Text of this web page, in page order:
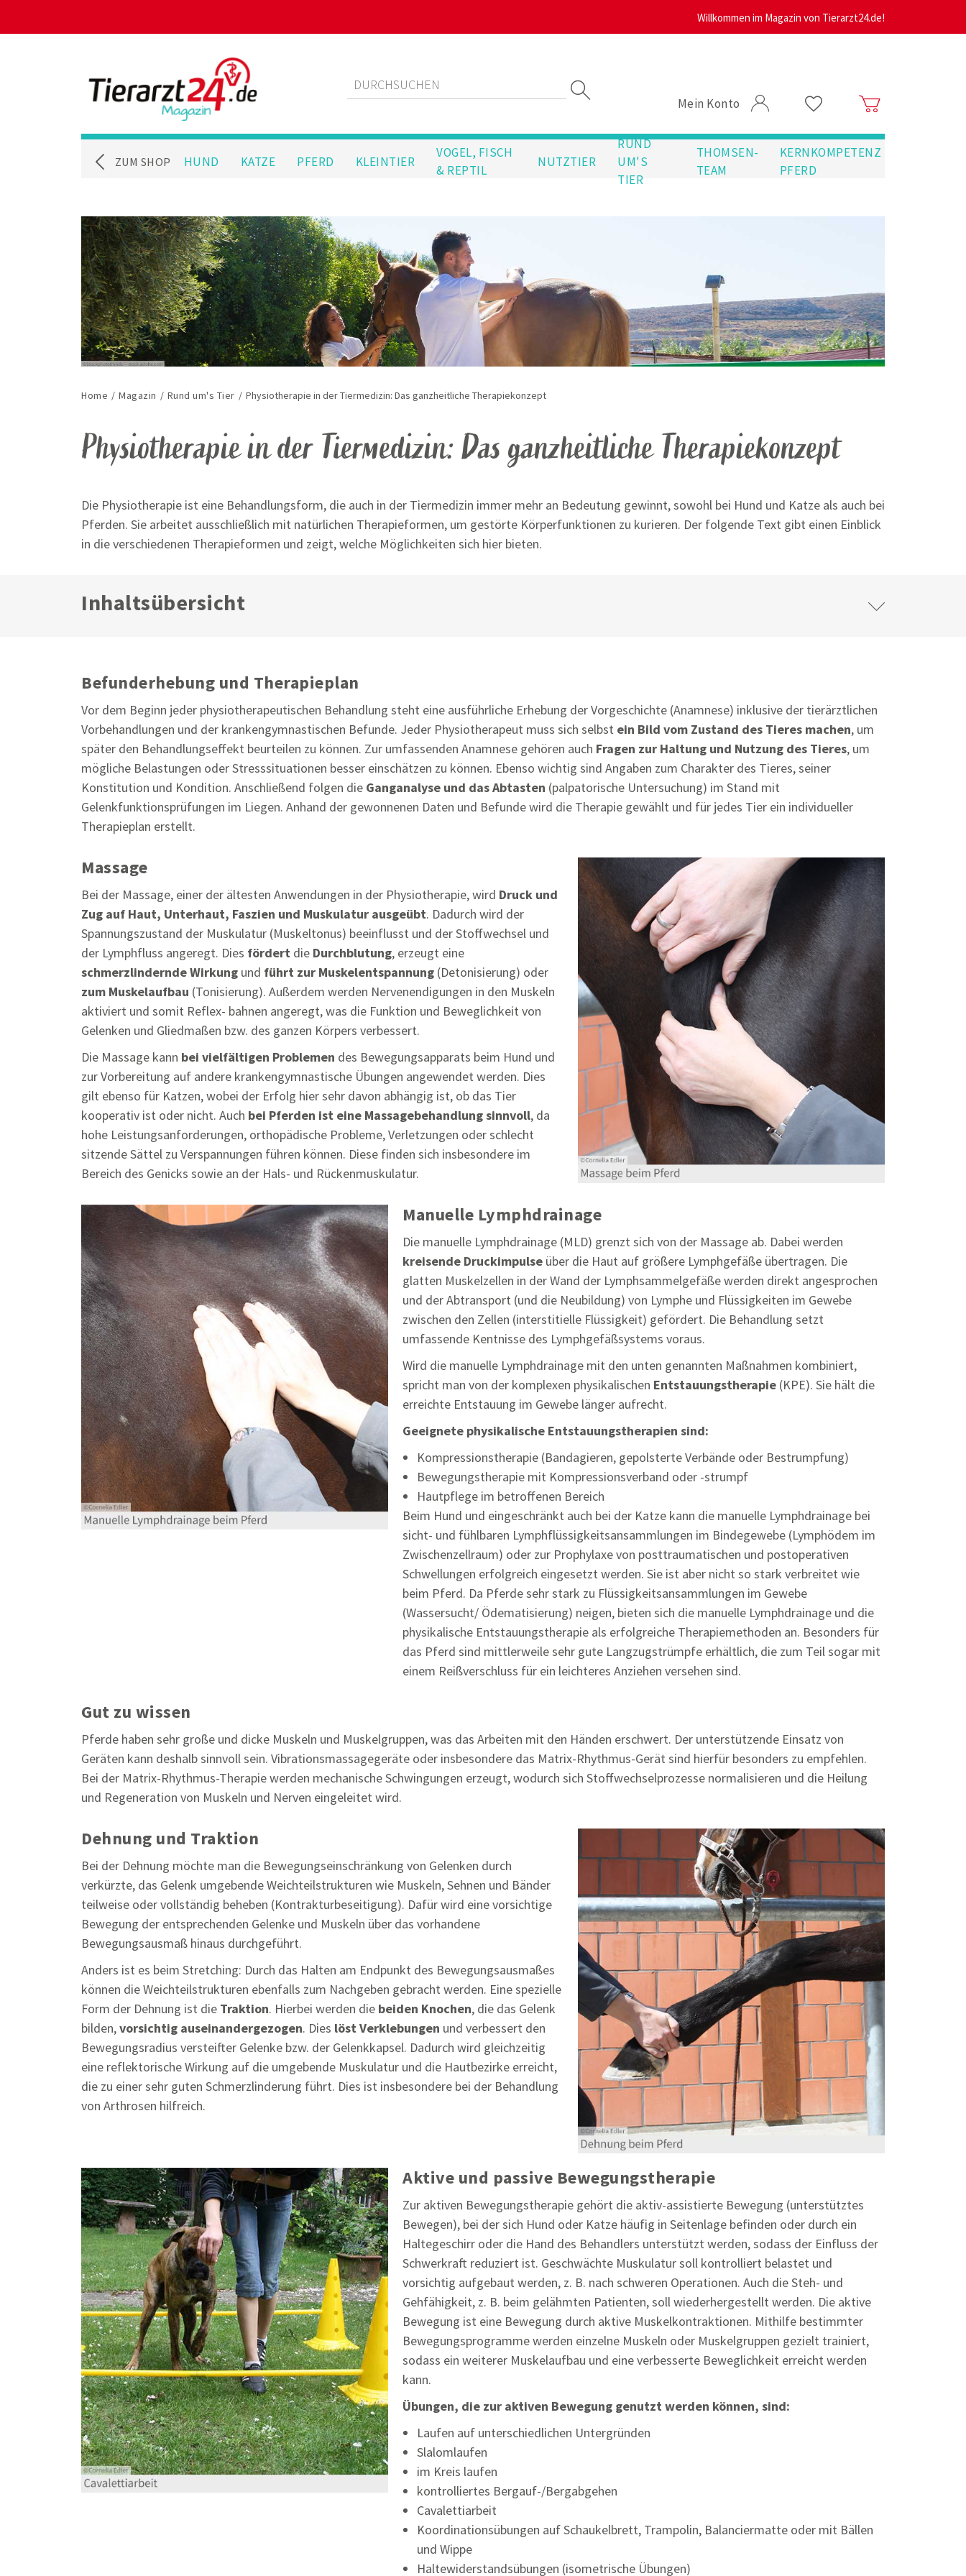
Willkommen im Magazin von Tierarzt24.de!
Mein Konto
ZUM SHOP HUND KATZE PFERD KLEINTIER
VOGEL, FISCH
& REPTIL
NUTZTIER
RUND
UM'S
TIER
THOMSEN-
TEAM
KERNKOMPETENZ
PFERD
Home / Magazin / Rund um's Tier / Physiotherapie in der Tiermedizin: Das ganzheitliche Therapiekonzept
Physiotherapie in der Tiermedizin:Das ganzheitliche Therapiekonzept
Die Physiotherapie ist eine Behandlungsform, die auch in der Tiermedizin immer mehr an Bedeutung gewinnt, sowohl bei Hund und Katze als auch bei
Pferden. Sie arbeitet ausschließlich mit natürlichen Therapieformen, um gestörte Körperfunktionen zu kurieren. Der folgende Text gibt einen Einblick
in die verschiedenen Therapieformen und zeigt, welche Möglichkeiten sich hier bieten.
Inhaltsübersicht
Befunderhebung und Therapieplan
Vor dem Beginn jeder physiotherapeutischen Behandlung steht eine ausführliche Erhebung der Vorgeschichte (Anamnese) inklusive der tierärztlichen
Vorbehandlungen und der krankengymnastischen Befunde. Jeder Physiotherapeut muss sich selbst ein Bild vom Zustand des Tieres machen, um
später den Behandlungseffekt beurteilen zu können. Zur umfassenden Anamnese gehören auch Fragen zur Haltung und Nutzung des Tieres, um
mögliche Belastungen oder Stresssituationen besser einschätzen zu können. Ebenso wichtig sind Angaben zum Charakter des Tieres, seiner
Konstitution und Kondition. Anschließend folgen die Ganganalyse und das Abtasten (palpatorische Untersuchung) im Stand mit
Gelenkfunktionsprüfungen im Liegen. Anhand der gewonnenen Daten und Befunde wird die Therapie gewählt und für jedes Tier ein individueller
Therapieplan erstellt.
Massage
Bei der Massage, einer der ältesten Anwendungen in der Physiotherapie, wird Druck und
Zug auf Haut, Unterhaut, Faszien und Muskulatur ausgeübt. Dadurch wird der
Spannungszustand der Muskulatur (Muskeltonus) beeinflusst und der Stoffwechsel und
der Lymphfluss angeregt. Dies fördert die Durchblutung, erzeugt eine
schmerzlindernde Wirkung und führt zur Muskelentspannung (Detonisierung) oder
zum Muskelaufbau (Tonisierung). Außerdem werden Nervenendigungen in den Muskeln
aktiviert und somit Reflex- bahnen angeregt, was die Funktion und Beweglichkeit von
Gelenken und Gliedmaßen bzw. des ganzen Körpers verbessert.
Die Massage kann bei vielfältigen Problemen des Bewegungsapparats beim Hund und
zur Vorbereitung auf andere krankengymnastische Übungen angewendet werden. Dies
gilt ebenso für Katzen, wobei der Erfolg hier sehr davon abhängig ist, ob das Tier
kooperativ ist oder nicht. Auch bei Pferden ist eine Massagebehandlung sinnvoll, da
hohe Leistungsanforderungen, orthopädische Probleme, Verletzungen oder schlecht
sitzende Sättel zu Verspannungen führen können. Diese finden sich insbesondere im
Bereich des Genicks sowie an der Hals- und Rückenmuskulatur.
Manuelle Lymphdrainage
Die manuelle Lymphdrainage (MLD) grenzt sich von der Massage ab. Dabei werden
kreisende Druckimpulse über die Haut auf größere Lymphgefäße übertragen. Die
glatten Muskelzellen in der Wand der Lymphsammelgefäße werden direkt angesprochen
und der Abtransport (und die Neubildung) von Lymphe und Flüssigkeiten im Gewebe
zwischen den Zellen (interstitielle Flüssigkeit) gefördert. Die Behandlung setzt
umfassende Kentnisse des Lymphgefäßsystems voraus.
Wird die manuelle Lymphdrainage mit den unten genannten Maßnahmen kombiniert,
spricht man von der komplexen physikalischen Entstauungstherapie (KPE). Sie hält die
erreichte Entstauung im Gewebe länger aufrecht.
Geeignete physikalische Entstauungstherapien sind:
Kompressionstherapie (Bandagieren, gepolsterte Verbände oder Bestrumpfung)
Bewegungstherapie mit Kompressionsverband oder -strumpf
Hautpflege im betroffenen Bereich
Beim Hund und eingeschränkt auch bei der Katze kann die manuelle Lymphdrainage bei
sicht- und fühlbaren Lymphflüssigkeitsansammlungen im Bindegewebe (Lymphödem im
Zwischenzellraum) oder zur Prophylaxe von posttraumatischen und postoperativen
Schwellungen erfolgreich eingesetzt werden. Sie ist aber nicht so stark verbreitet wie
beim Pferd. Da Pferde sehr stark zu Flüssigkeitsansammlungen im Gewebe
(Wassersucht/ Ödematisierung) neigen, bieten sich die manuelle Lymphdrainage und die
physikalische Entstauungstherapie als erfolgreiche Therapiemethoden an. Besonders für
das Pferd sind mittlerweile sehr gute Langzugstrümpfe erhältlich, die zum Teil sogar mit
einem Reißverschluss für ein leichteres Anziehen versehen sind.
Gut zu wissen
Pferde haben sehr große und dicke Muskeln und Muskelgruppen, was das Arbeiten mit den Händen erschwert. Der unterstützende Einsatz von
Geräten kann deshalb sinnvoll sein. Vibrationsmassagegeräte oder insbesondere das Matrix-Rhythmus-Gerät sind hierfür besonders zu empfehlen.
Bei der Matrix-Rhythmus-Therapie werden mechanische Schwingungen erzeugt, wodurch sich Stoffwechselprozesse normalisieren und die Heilung
und Regeneration von Muskeln und Nerven eingeleitet wird.
Dehnung und Traktion
Bei der Dehnung möchte man die Bewegungseinschränkung von Gelenken durch
verkürzte, das Gelenk umgebende Weichteilstrukturen wie Muskeln, Sehnen und Bänder
teilweise oder vollständig beheben (Kontrakturbeseitigung). Dafür wird eine vorsichtige
Bewegung der entsprechenden Gelenke und Muskeln über das vorhandene
Bewegungsausmaß hinaus durchgeführt.
Anders ist es beim Stretching: Durch das Halten am Endpunkt des Bewegungsausmaßes
können die Weichteilstrukturen ebenfalls zum Nachgeben gebracht werden. Eine spezielle
Form der Dehnung ist die Traktion. Hierbei werden die beiden Knochen, die das Gelenk
bilden,vorsichtig auseinandergezogen. Dies löst Verklebungen und verbessert den
Bewegungsradius versteifter Gelenke bzw. der Gelenkkapsel. Dadurch wird gleichzeitig
eine reflektorische Wirkung auf die umgebende Muskulatur und die Hautbezirke erreicht,
die zu einer sehr guten Schmerzlinderung führt. Dies ist insbesondere bei der Behandlung
von Arthrosen hilfreich.
Aktive und passive Bewegungstherapie
Zur aktiven Bewegungstherapie gehört die aktiv-assistierte Bewegung (unterstütztes
Bewegen), bei der sich Hund oder Katze häufig in Seitenlage befinden oder durch ein
Haltegeschirr oder die Hand des Behandlers unterstützt werden, sodass der Einfluss der
Schwerkraft reduziert ist. Geschwächte Muskulatur soll kontrolliert belastet und
vorsichtig aufgebaut werden, z. B. nach schweren Operationen. Auch die Steh- und
Gehfähigkeit, z. B. beim gelähmten Patienten, soll wiederhergestellt werden. Die aktive
Bewegung ist eine Bewegung durch aktive Muskelkontraktionen. Mithilfe bestimmter
Bewegungsprogramme werden einzelne Muskeln oder Muskelgruppen gezielt trainiert,
sodass ein weiterer Muskelaufbau und eine verbesserte Beweglichkeit erreicht werden
kann.
Übungen, die zur aktiven Bewegung genutzt werden können, sind:
Laufen auf unterschiedlichen Untergründen
Slalomlaufen
im Kreis laufen
kontrolliertes Bergauf-/Bergabgehen
Cavalettiarbeit
Koordinationsübungen auf Schaukelbrett, Trampolin, Balanciermatte oder mit Bällen
und Wippe
Haltewiderstandsübungen (isometrische Übungen)